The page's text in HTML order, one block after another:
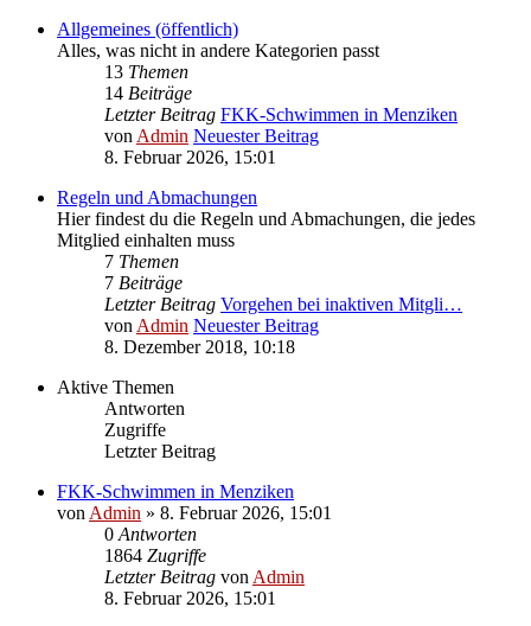
Allgemeines (öffentlich)
Alles, was nicht in andere Kategorien passt
13 Themen
14 Beiträge
Letzter Beitrag FKK-Schwimmen in Menziken
von Admin Neuester Beitrag
8. Februar 2026, 15:01
Regeln und Abmachungen
Hier findest du die Regeln und Abmachungen, die jedes
Mitglied einhalten muss
7 Themen
7 Beiträge
Letzter Beitrag Vorgehen bei inaktiven Mitgli…
von Admin Neuester Beitrag
8. Dezember 2018, 10:18
Aktive Themen
Antworten
Zugriffe
Letzter Beitrag
FKK-Schwimmen in Menziken
von Admin » 8. Februar 2026, 15:01
0 Antworten
1864 Zugriffe
Letzter Beitrag von Admin
8. Februar 2026, 15:01